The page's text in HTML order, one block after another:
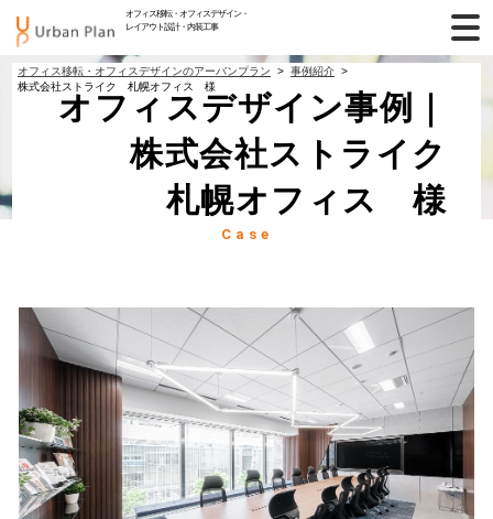
オフィス移転・オフィスデザイン・
レイアウト設計・内装工事
オフィス移転・オフィスデザインのアーバンプラン
事例紹介
株式会社ストライク 札幌オフィス 様
オフィスデザイン事例｜
株式会社ストライク
札幌オフィス 様
Case